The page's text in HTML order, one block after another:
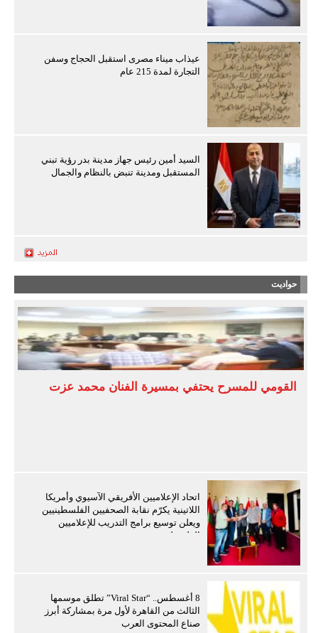
عيذاب ميناء مصرى استقبل الحجاج وسفن
التجارة لمدة 215 عام
السيد أمين رئيس جهاز مدينة بدر رؤية تبني
المستقبل ومدينة تنبض بالنظام والجمال
حواديت
القومي للمسرح يحتفي بمسيرة الفنان محمد عزت
اتحاد الإعلاميين الأفريقي الآسيوي وأمريكا
اللاتينية يكرّم نقابة الصحفيين الفلسطينيين
ويعلن توسيع برامج التدريب للإعلاميين
الفلسطينيين
8 أغسطس.. “Viral Star” تطلق موسمها
الثالث من القاهرة لأول مرة بمشاركة أبرز
صناع المحتوى العرب